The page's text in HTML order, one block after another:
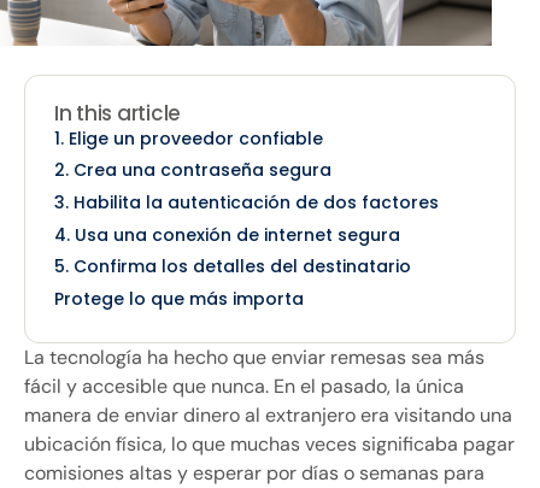
In this article
1. Elige un proveedor confiable
2. Crea una contraseña segura
3. Habilita la autenticación de dos factores
4. Usa una conexión de internet segura
5. Confirma los detalles del destinatario
Protege lo que más importa
La tecnología ha hecho que enviar remesas sea más
fácil y accesible que nunca. En el pasado, la única
manera de enviar dinero al extranjero era visitando una
ubicación física, lo que muchas veces significaba pagar
comisiones altas y esperar por días o semanas para